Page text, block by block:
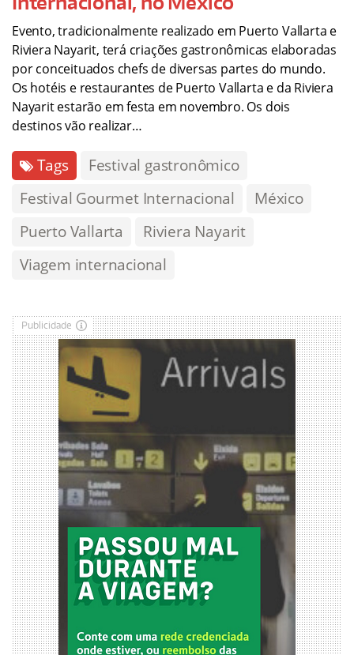
Evento, tradicionalmente realizado em Puerto Vallarta e
Riviera Nayarit, terá criações gastronômicas elaboradas
por conceituados chefs de diversas partes do mundo.
Os hotéis e restaurantes de Puerto Vallarta e da Riviera
Nayarit estarão em festa em novembro. Os dois
destinos vão realizar…
Tags
Festival gastronômico
Festival Gourmet Internacional
México
Puerto Vallarta
Riviera Nayarit
Viagem internacional
Publicidade